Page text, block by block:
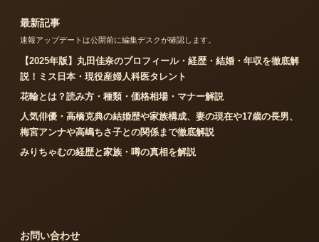
最新記事
速報アップデートは公開前に編集デスクが確認します。
【2025年版】丸田佳奈のプロフィール・経歴・結婚・年収を徹底解
説！ミス日本・現役産婦人科医タレント
花輪とは？読み方・種類・価格相場・マナー解説
人気俳優・高橋克典の結婚歴や家族構成、妻の現在や17歳の長男、
梅宮アンナや高嶋ちさ子との関係まで徹底解説
みりちゃむの経歴と家族・噂の真相を解説
お問い合わせ